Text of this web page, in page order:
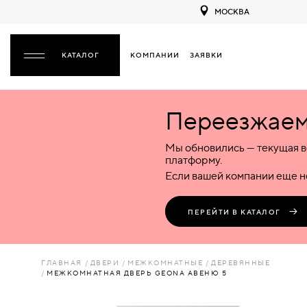
МОСКВА
КОМПАНИИ ЗАЯВКИ
НАЗАД
ПЛАСТИКОВЫЕ
КОМБИНИРОВАННЫЕ
ЛЮКИ
Межкомнатные
Деревянные
Пластиковые
Комбинированные
Входные
Металлические
Пластиковые
Стеклянные
Комбинированные
Специализированные
Металлические
Пластиковые
Стеклянные
Комбинированные
Мы обновились — текущая
платформу.
Если вашей компании еще
ПЕРЕЙТИ В КАТАЛОГ
ГЛАВНАЯ ДВЕРИ МЕЖКОМНАТНЫЕ
ДЕРЕВЯННЫЕ
МЕЖКОМНАТНАЯ ДВЕРЬ GEONA АВЕНЮ 5